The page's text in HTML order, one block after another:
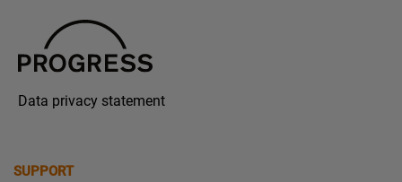
Data privacy statement
SUPPORT